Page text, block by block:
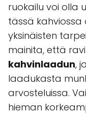
ruokailu voi olla
tässä kahviossa
yksinäisten
mainita, että
kahvinlaadun,
laadukasta
arvosteluissa.
hieman